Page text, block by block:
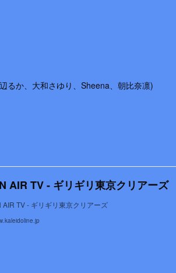
るか、大和さゆり、Sheena、朝比奈凛)
AIR TV - ギリギリ東京クリアーズ
AIR TV - ギリギリ東京クリアーズ